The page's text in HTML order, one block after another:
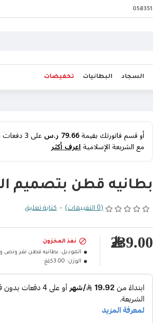
السجاد البطانيات تخفيضات
أو قسم فاتورتك بقيمة79.66 ر.س على3دفعات
مع الشريعة الإسلاميةاعرف أكثر
بطانيه قطن بتصميم
(0 التقييمات) - كتابة تعليق
239.00﷼
نفذ المخزون
الموديل: بطانيه قطن نفر ونص
الوزن: 3.00كلغ